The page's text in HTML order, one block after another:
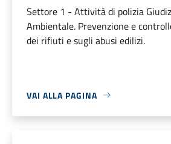
Settore 1 - Attività di polizia
Ambientale. Prevenzione e
dei rifiuti e sugli abusi edilizi.
VAI ALLA PAGINA